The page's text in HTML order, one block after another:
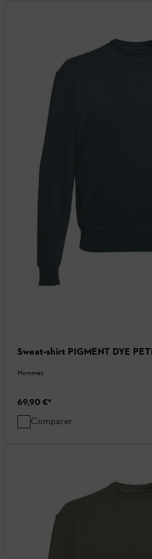
Sweat-shirt PIGMENT DYE
Hommes
69,90 €*
Comparer